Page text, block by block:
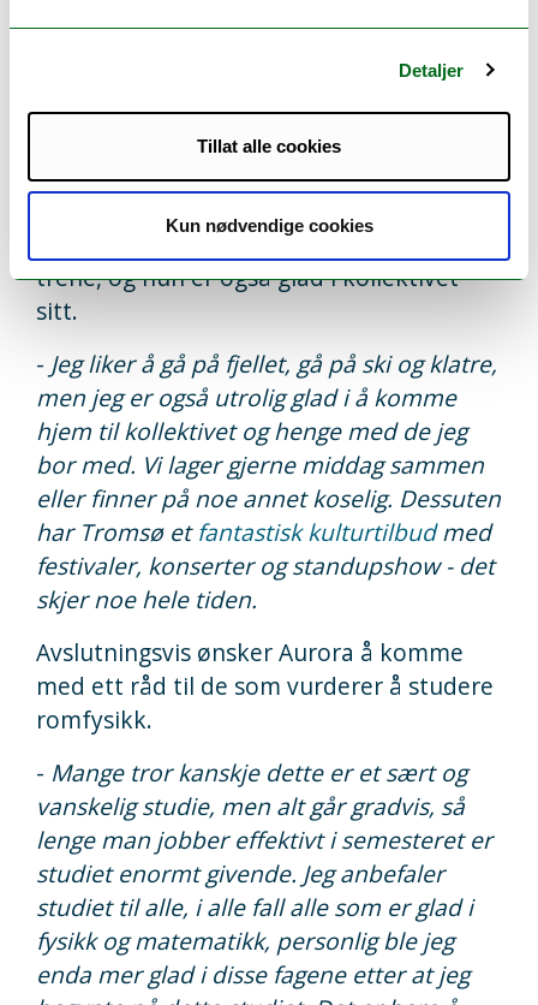
Detaljer
Tillat alle cookies
Kun nødvendige cookies
Tromsø som kulturmekka
Når hun ikke studerer er Aurora glad i å
trene, og hun er også glad i kollektivet
sitt.
- Jeg liker å gå på fjellet, gå på ski og klatre,
men jeg er også utrolig glad i å komme
hjem til kollektivet og henge med de jeg
bor med. Vi lager gjerne middag sammen
eller finner på noe annet koselig. Dessuten
har Tromsø etfantastisk kulturtilbudmed
festivaler, konserter og standupshow - det
skjer noe hele tiden.
Avslutningsvis ønsker Aurora å komme
med ett råd til de som vurderer å studere
romfysikk.
- Mange tror kanskje dette er et sært og
vanskelig studie, men alt går gradvis, så
lenge man jobber effektivt i semesteret er
studiet enormt givende. Jeg anbefaler
studiet til alle, i alle fall alle som er glad i
fysikk og matematikk, personlig ble jeg
enda mer glad i disse fagene etter at jeg